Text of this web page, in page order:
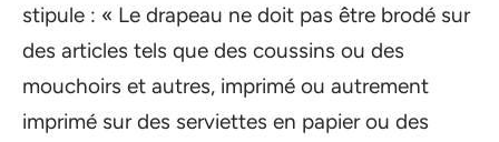
stipule : « Le drapeau ne doit pas être brodé sur
des articles tels que des coussins ou des
mouchoirs et autres, imprimé ou autrement
imprimé sur des serviettes en papier ou des